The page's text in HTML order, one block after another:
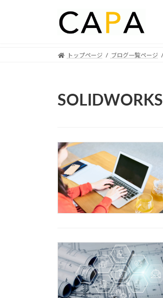
トップページ ブログ一覧ページ
SOLIDWORKS